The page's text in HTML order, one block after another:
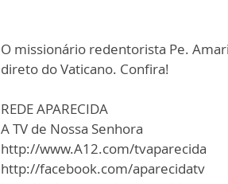
O missionário redentorista Pe.
direto do Vaticano. Confira!
REDE APARECIDA
A TV de Nossa Senhora
http://www.A12.com/tvaparecida
http://facebook.com/aparecidatv